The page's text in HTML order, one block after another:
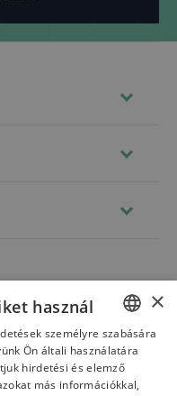
POLISH
BULGARIAN
×
használ
személyre szabására
Ön általi használatára
hirdetési és elemző
más információkkal,